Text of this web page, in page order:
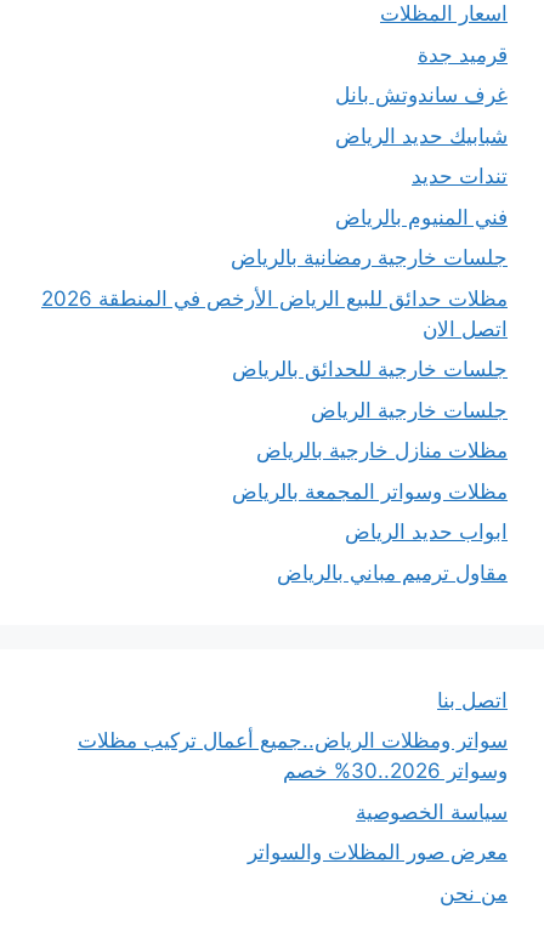
اسعار المظلات
قرميد جدة
غرف ساندوتش بانل
شبابيك حديد الرياض
تندات حديد
فني المنيوم بالرياض
جلسات خارجية رمضانية بالرياض
مظلات حدائق للبيع الرياض الأرخص في المنطقة 2026
اتصل الان
جلسات خارجية للحدائق بالرياض
جلسات خارجية الرياض
مظلات منازل خارجية بالرياض
مظلات وسواتر المجمعة بالرياض
ابواب حديد الرياض
مقاول ترميم مباني بالرياض
اتصل بنا
سواتر ومظلات الرياض..جميع أعمال تركيب مظلات
وسواتر 2026..30% خصم
سياسة الخصوصية
معرض صور المظلات والسواتر
من نحن